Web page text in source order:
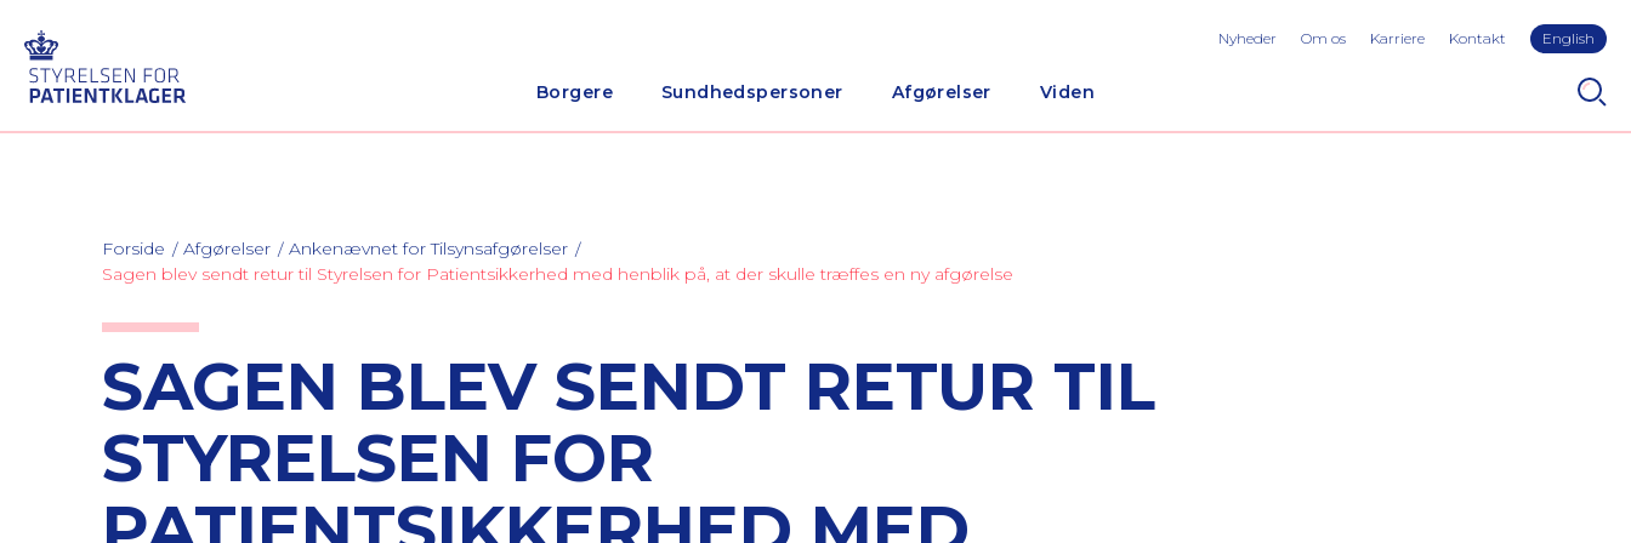
Borgere Sundhedspersoner Afgørelser Viden
Nyheder Om os Karriere Kontakt English
Forside Afgørelser
Ankenævnet for Tilsynsafgørelser
Sagen blev sendt retur til Styrelsen for Patientsikkerhed med henblik på, at der skulle træffes en ny afgørelse
SAGEN BLEV SENDT RETUR TIL
STYRELSEN FOR